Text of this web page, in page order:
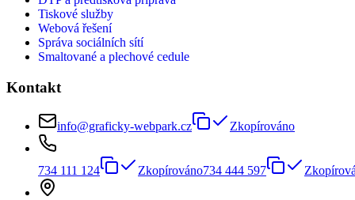
Tiskové služby
Webová řešení
Správa sociálních sítí
Smaltované a plechové cedule
Kontakt
info@graficky-webpark.cz Zkopírováno
734 111 124 Zkopírováno734 444 597